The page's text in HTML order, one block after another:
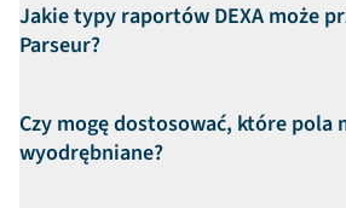
Jakie typy raportów DEXA może
Parseur?
Czy mogę dostosować, które pola
wyodrębniane?